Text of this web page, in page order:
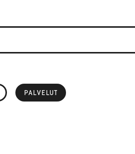
PALVELUT
, VALITTU